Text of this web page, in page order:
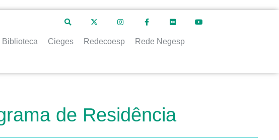
Biblioteca Cieges Redecoesp Rede Negesp
de Residência